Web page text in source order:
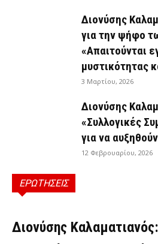
Διονύσης
για την ψήφο
«Απαιτούνται
μυστικότητας
3 Μαρτίου, 2026
Διονύσης
«Συλλογικές
για να
12 Φεβρουαρίου, 2026
ΕΡΩΤΗΣΕΙΣ
ΕΡΩΤΉΣΕΙΣ
Διονύσης